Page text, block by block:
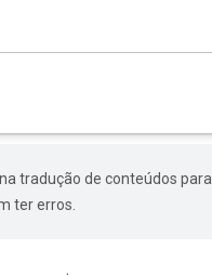
tradução de conteúdos para
ter erros.